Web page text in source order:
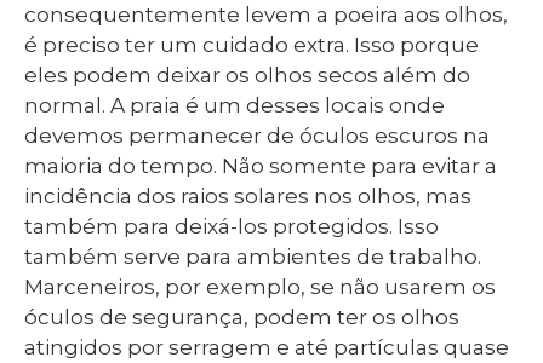
consequentemente levem a poeira aos olhos,
é preciso ter um cuidado extra. Isso porque
eles podem deixar os olhos secos além do
normal. A praia é um desses locais onde
devemos permanecer de óculos escuros na
maioria do tempo. Não somente para evitar a
incidência dos raios solares nos olhos, mas
também para deixá-los protegidos. Isso
também serve para ambientes de trabalho.
Marceneiros, por exemplo, se não usarem os
óculos de segurança, podem ter os olhos
atingidos por serragem e até partículas quase